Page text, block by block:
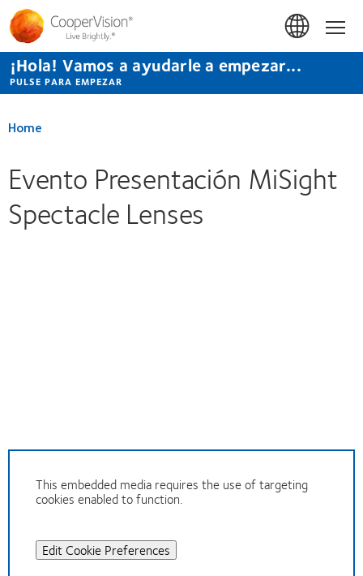
Pasar
contenido
principal
¡Hola! Vamos a ayudarle a empezar...
PULSE PARA EMPEZAR
Home
Evento Presentación MiSight
Spectacle Lenses
This embedded media requires the use of targeting
cookies enabled to function.
Edit Cookie Preferences